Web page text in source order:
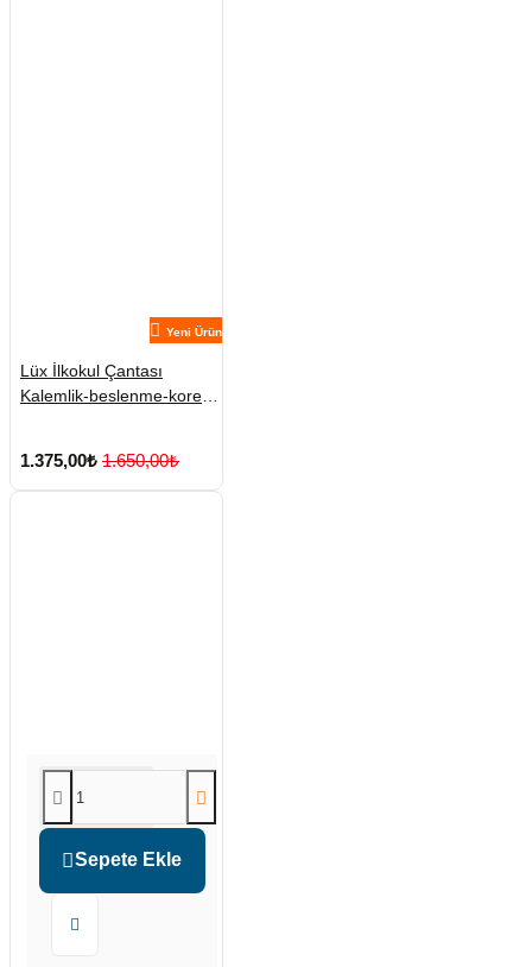
Sepete Ekle
Yeni Ürün
Lüx İlkokul Çantası
Kalemlik-beslenme-kore
1.375,00₺ 1.650,00₺